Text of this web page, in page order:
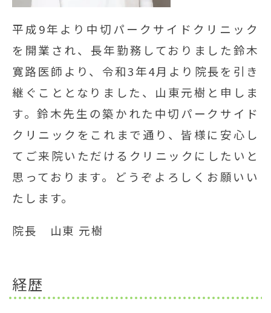
平成9年より中切パークサイドクリニック
を開業され、長年勤務しておりました鈴木
寛路医師より、令和3年4月より院長を引き
継ぐこととなりました、山東元樹と申しま
す。鈴木先生の築かれた中切パークサイド
クリニックをこれまで通り、皆様に安心し
てご来院いただけるクリニックにしたいと
思っております。どうぞよろしくお願いい
たします。
院長 山東 元樹
経歴